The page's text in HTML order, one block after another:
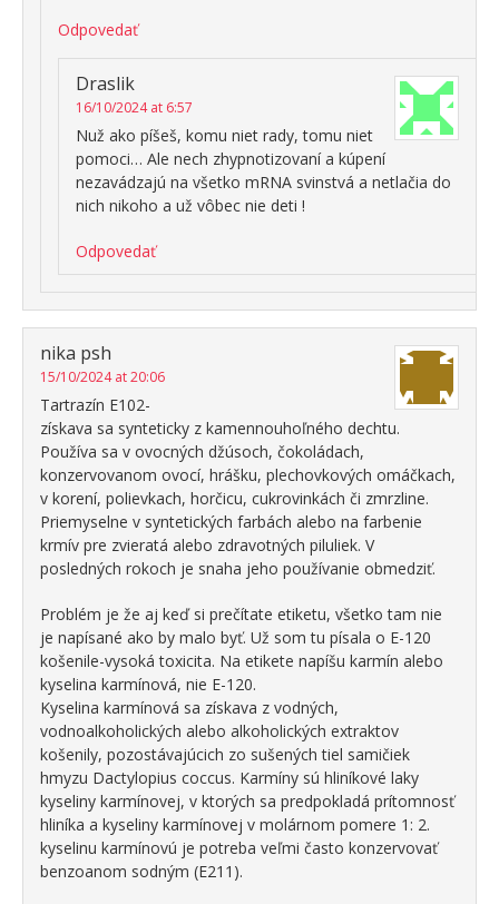
Odpovedať
Draslik
16/10/2024 at 6:57
Nuž ako píšeš, komu niet rady, tomu niet
pomoci… Ale nech zhypnotizovaní a kúpení
nezavádzajú na všetko mRNA svinstvá a netlačia do
nich nikoho a už vôbec nie deti !
Odpovedať
nika psh
15/10/2024 at 20:06
Tartrazín E102-
získava sa synteticky z kamennouhoľného dechtu.
Používa sa v ovocných džúsoch, čokoládach,
konzervovanom ovocí, hrášku, plechovkových omáčkach,
v korení, polievkach, horčicu, cukrovinkách či zmrzline.
Priemyselne v syntetických farbách alebo na farbenie
krmív pre zvieratá alebo zdravotných piluliek. V
posledných rokoch je snaha jeho používanie obmedziť.
Problém je že aj keď si prečítate etiketu, všetko tam nie
je napísané ako by malo byť. Už som tu písala o E-120
košenile-vysoká toxicita. Na etikete napíšu karmín alebo
kyselina karmínová, nie E-120.
Kyselina karmínová sa získava z vodných,
vodnoalkoholických alebo alkoholických extraktov
košenily, pozostávajúcich zo sušených tiel samičiek
hmyzu Dactylopius coccus. Karmíny sú hliníkové laky
kyseliny karmínovej, v ktorých sa predpokladá prítomnosť
hliníka a kyseliny karmínovej v molárnom pomere 1: 2.
kyselinu karmínovú je potreba veľmi často konzervovať
benzoanom sodným (E211).